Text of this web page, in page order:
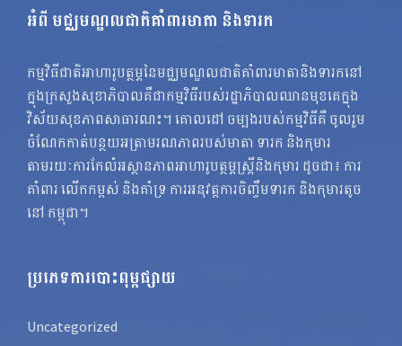
អំពី មជ្ឈមណ្ឌលជាតិគាំពារមាតា និងទារក
កម្មវិធីជាតិអាហារូបត្ថម្ភនៃមជ្ឈមណ្ឌលជាតិគាំពារមាតានិងទារកនៅ
ក្នុងក្រសួងសុខាភិបាលគឺជាកម្មវិធីរបស់រដ្ឋាភិបាលឈានមុខគេក្នុង
វិស័យសុខភាពសាធារណះ។ គោលដៅ ចម្បងរបស់កម្មវិធីគឺ ចូលរួម
ចំណែកកាត់បន្ថយអត្រាមរណភាពរបស់មាតា ទារក និងកុមារ
តាមរយៈការកែលំអស្ថានភាពអាហារូបត្ថម្ភស្ត្រីនិងកុមារ ដូចជា៖ ការ
គាំពារ លើកកម្ពស់ និងគាំទ្រ ការអនុវត្តការចិញ្ចឹមទារក និងកុមារតូច
នៅ កម្ពុជា។
ប្រភេទការបោះពុម្ពផ្សាយ
Uncategorized